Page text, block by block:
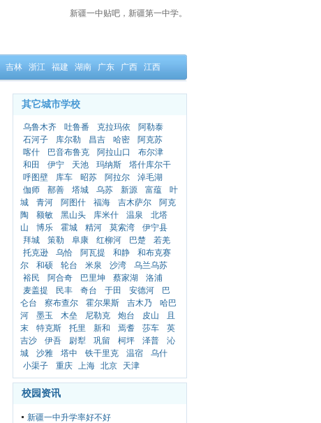
新疆一中贴吧，新疆第一中学。
吉林 浙江 福建 湖南 广东 广西 江西
其它城市学校
乌鲁木齐 吐鲁番 克拉玛依
阿勒泰
石河子
库尔勒 昌吉 哈密
阿克苏
喀什
巴音布鲁克 阿拉山口
布尔津
和田
伊宁 天池 玛纳斯
塔什库尔干
呼图壁
库车 昭苏 阿拉尔
淖毛湖
伽师
鄯善 塔城 乌苏 新源 富蕴
叶
城
青河 阿图什 福海 吉木萨尔
阿克
陶
额敏 黑山头 库米什 温泉
北塔
山
博乐 霍城 精河 莫索湾
伊宁县
拜城
策勒 阜康 红柳河 巴楚
若羌
托克逊
乌恰 阿瓦提 和静
和布克赛
尔
和硕 轮台 米泉 沙湾
乌兰乌苏
裕民
阿合奇 巴里坤 蔡家湖
洛浦
麦盖提
民丰 奇台 于田 安德河
巴
仑台
察布查尔 霍尔果斯 吉木乃
哈巴
河
墨玉 木垒 尼勒克 炮台 皮山
且
末
特克斯 托里 新和 焉耆 莎车
英
吉沙
伊吾 尉犁 巩留 柯坪 泽普
沁
城
沙雅 塔中 铁干里克 温宿
乌什
小渠子
重庆 上海 北京 天津
校园资讯
新疆一中升学率好不好